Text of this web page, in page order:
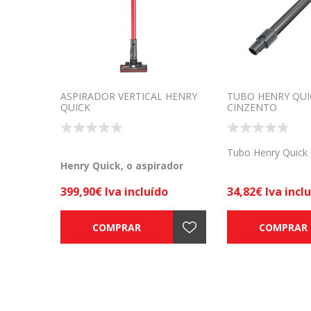
ASPIRADOR VERTICAL HENRY
QUICK
Henry Quick, o aspirador
revolucionária tecnologia de
Se procuras escolher um
aspirador vertical de pó rápido,
399,90€ Iva incluído
COMPRAR
TUBO HENRY
CINZENTO
Tubo Henry Quick
34,82€ Iva
COMPRAR